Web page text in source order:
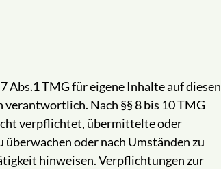
Abs.1 TMG für eigene Inhalte auf diesen
verantwortlich. Nach §§ 8 bis 10 TMG
verpflichtet, übermittelte oder
oder nach Umständen zu
hinweisen. Verpflichtungen zur